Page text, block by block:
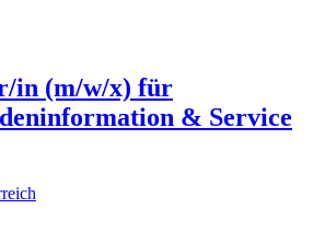
in (m/w/x) für
& Service